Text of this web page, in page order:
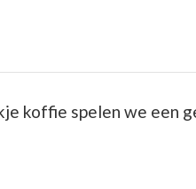
koffie spelen we een